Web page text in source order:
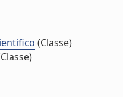
(Classe)